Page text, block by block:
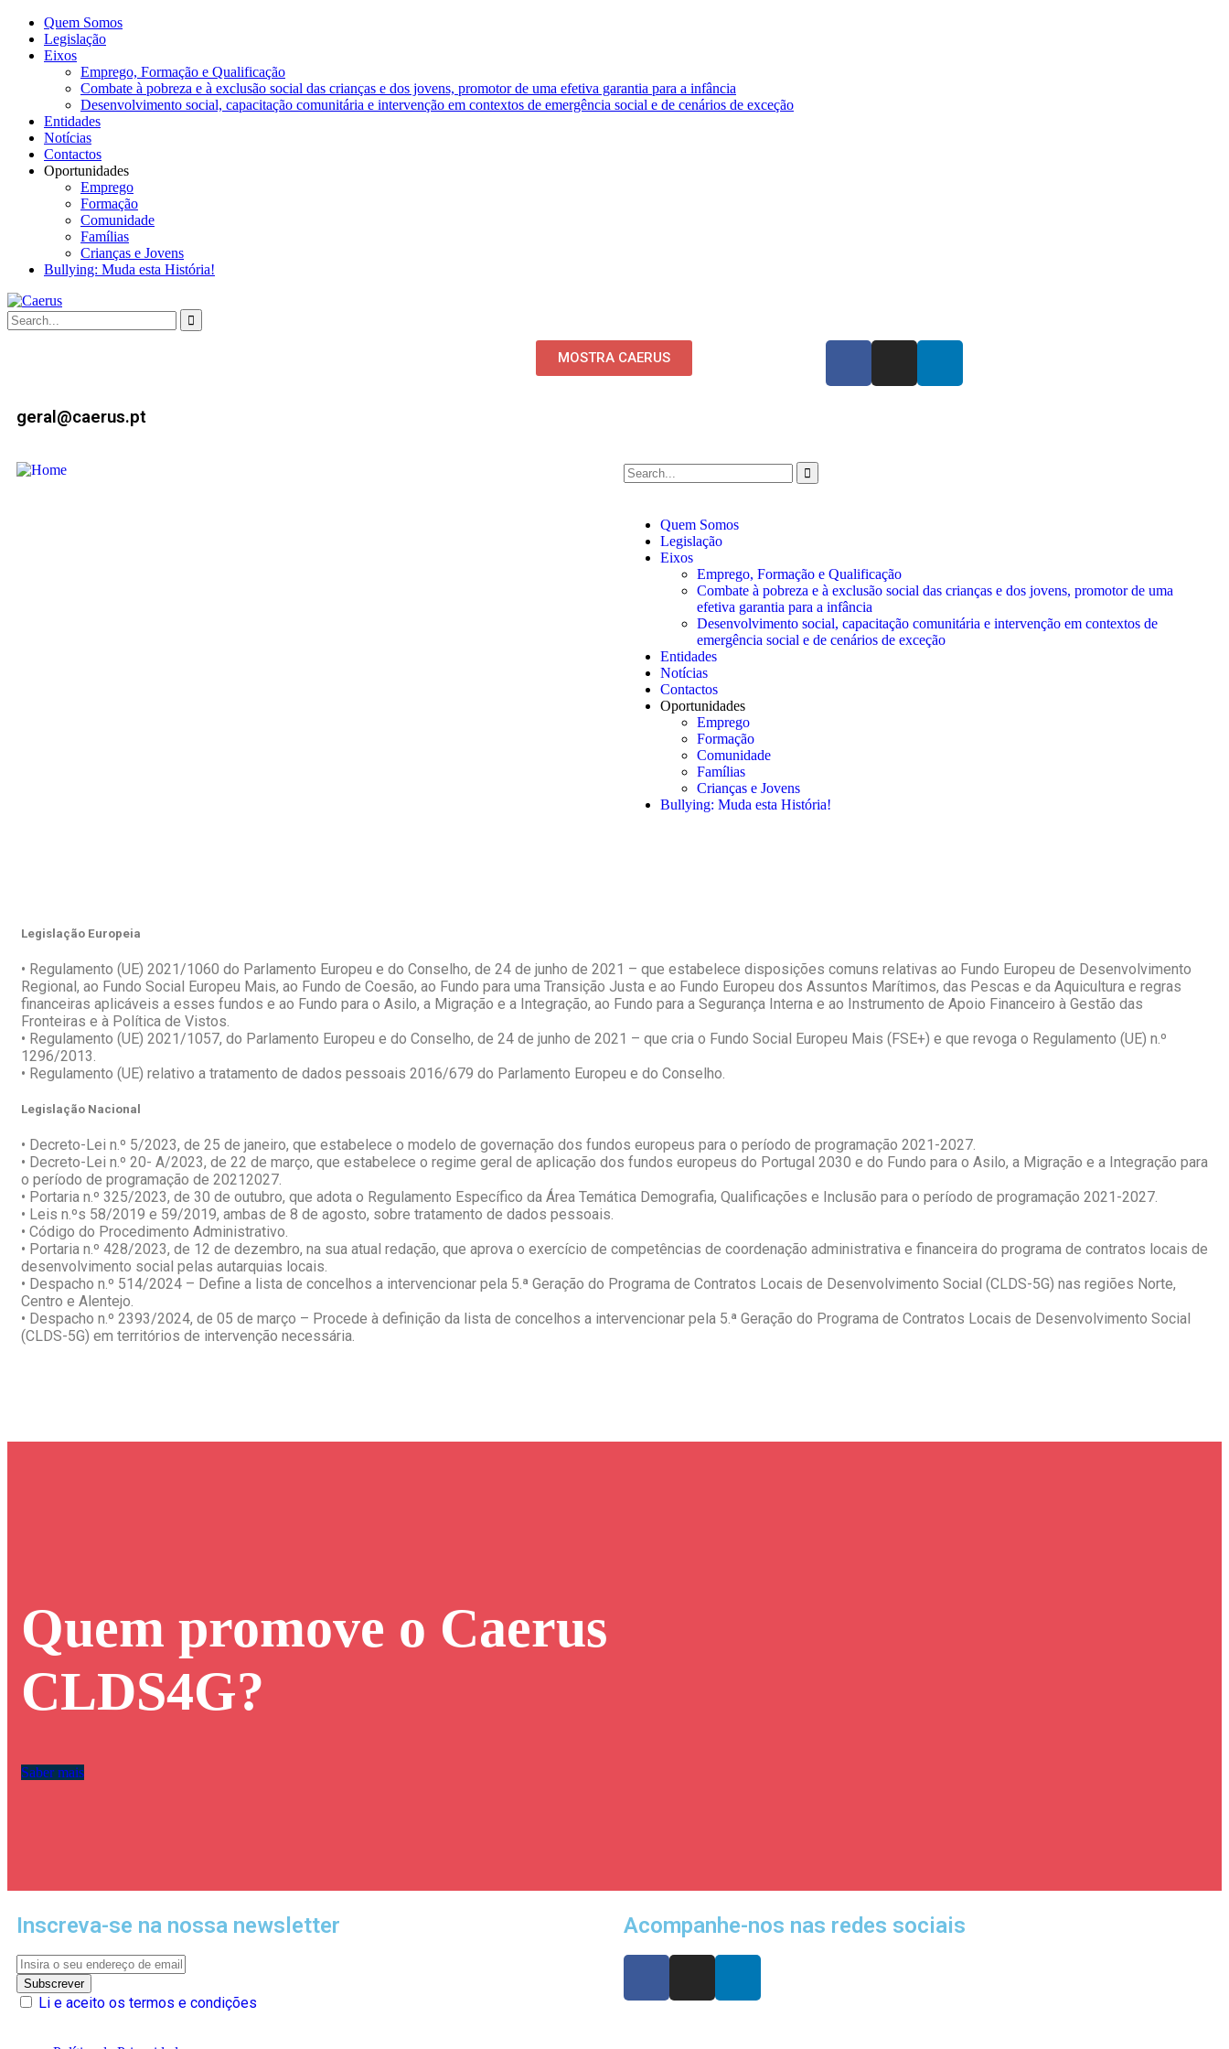
Quem Somos
Legislação
Eixos
Emprego, Formação e Qualificação
Combate à pobreza e à exclusão social das crianças e dos jovens, promotor de uma efetiva garantia para a infância
Desenvolvimento social, capacitação comunitária e intervenção em contextos de emergência social e de cenários de exceção
Entidades
Notícias
Contactos
Oportunidades
Emprego
Formação
Comunidade
Famílias
Crianças e Jovens
Bullying: Muda esta História!
geral@caerus.pt
MOSTRA CAERUS
Quem Somos
Legislação
Eixos
Emprego, Formação e Qualificação
Combate à pobreza e à exclusão social das crianças e dos jovens, promotor de uma
efetiva garantia para a infância
Desenvolvimento social, capacitação comunitária e intervenção em contextos de
emergência social e de cenários de exceção
Entidades
Notícias
Contactos
Oportunidades
Emprego
Formação
Comunidade
Famílias
Crianças e Jovens
Bullying: Muda esta História!
Legislação Europeia
• Regulamento (UE) 2021/1060 do Parlamento Europeu e do Conselho, de 24 de junho de 2021 – que estabelece disposições comuns relativas ao Fundo Europeu de Desenvolvimento
Regional, ao Fundo Social Europeu Mais, ao Fundo de Coesão, ao Fundo para uma Transição Justa e ao Fundo Europeu dos Assuntos Marítimos, das Pescas e da Aquicultura e regras
financeiras aplicáveis a esses fundos e ao Fundo para o Asilo, a Migração e a Integração, ao Fundo para a Segurança Interna e ao Instrumento de Apoio Financeiro à Gestão das
Fronteiras e à Política de Vistos.
• Regulamento (UE) 2021/1057, do Parlamento Europeu e do Conselho, de 24 de junho de 2021 – que cria o Fundo Social Europeu Mais (FSE+) e que revoga o Regulamento (UE) n.º
1296/2013.
• Regulamento (UE) relativo a tratamento de dados pessoais 2016/679 do Parlamento Europeu e do Conselho.
Legislação Nacional
• Decreto-Lei n.º 5/2023, de 25 de janeiro, que estabelece o modelo de governação dos fundos europeus para o período de programação 2021-2027.
• Decreto-Lei n.º 20- A/2023, de 22 de março, que estabelece o regime geral de aplicação dos fundos europeus do Portugal 2030 e do Fundo para o Asilo, a Migração e a Integração para
o período de programação de 20212027.
• Portaria n.º 325/2023, de 30 de outubro, que adota o Regulamento Específico da Área Temática Demografia, Qualificações e Inclusão para o período de programação 2021-2027.
• Leis n.ºs 58/2019 e 59/2019, ambas de 8 de agosto, sobre tratamento de dados pessoais.
• Código do Procedimento Administrativo.
• Portaria n.º 428/2023, de 12 de dezembro, na sua atual redação, que aprova o exercício de competências de coordenação administrativa e financeira do programa de contratos locais de
desenvolvimento social pelas autarquias locais.
• Despacho n.º 514/2024 – Define a lista de concelhos a intervencionar pela 5.ª Geração do Programa de Contratos Locais de Desenvolvimento Social (CLDS-5G) nas regiões Norte,
Centro e Alentejo.
• Despacho n.º 2393/2024, de 05 de março – Procede à definição da lista de concelhos a intervencionar pela 5.ª Geração do Programa de Contratos Locais de Desenvolvimento Social
(CLDS-5G) em territórios de intervenção necessária.
Quem promove o Caerus
CLDS4G?
Saber mais
Inscreva-se na nossa newsletter
Li e aceito os termos e condições
Acompanhe-nos nas redes sociais